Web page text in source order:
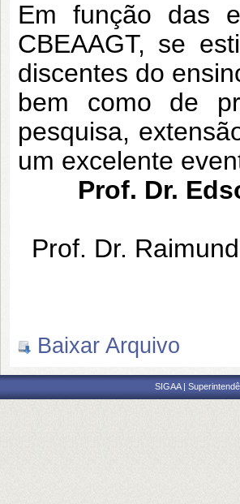
Em função das
CBEAAGT, se
discentes do
bem como de
pesquisa,
um excelente
Prof. Dr.
Prof. Dr.
Baixar Arquivo
SIGAA |